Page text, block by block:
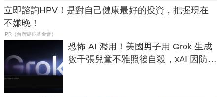
立即諮詢HPV！是對自己健康最好的投資，把握現在
不嫌晚！
PR（台灣癌症基金會）
恐怖 AI 濫用！美國男子用 Grok 生成
數千張兒童不雅照後自殺，xAI 因防護